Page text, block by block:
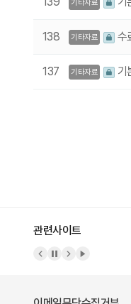
기타자료
138 기타자료 수
137 기타자료 기
관련사이트